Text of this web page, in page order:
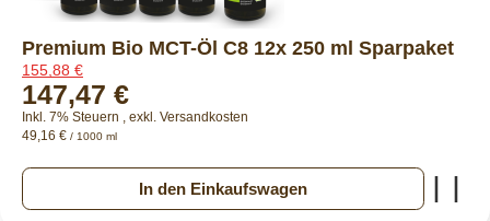
Premium Bio MCT-Öl C8 12x 250 ml Sparpaket
155,88 €
147,47 €
Inkl. 7% Steuern , exkl. Versandkosten
49,16 € / 1000 ml
In den Einkaufswagen